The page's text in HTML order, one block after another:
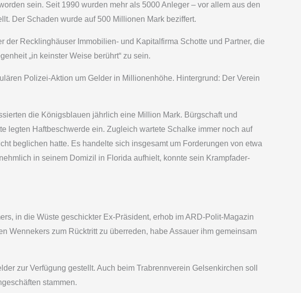
sein. Seit 1990 wurden mehr als 5000 Anleger – vor allem aus den
Der Schaden wurde auf 500 Millionen Mark beziffert.
Recklinghäuser Immobilien- und Kapitalfirma Schotte und Partner, die
„in keinster Weise berührt“ zu sein.
Polizei-Aktion um Gelder in Millionenhöhe. Hintergrund: Der Verein
die Königsblauen jährlich eine Million Mark. Bürgschaft und
legten Haftbeschwerde ein. Zugleich wartete Schalke immer noch auf
beglichen hatte. Es handelte sich insgesamt um Forderungen von etwa
in seinem Domizil in Florida aufhielt, konnte sein Krampfader-
in die Wüste geschickter Ex-Präsident, erhob im ARD-Polit-Magazin
Wennekers zum Rücktritt zu überreden, habe Assauer ihm gemeinsam
zur Verfügung gestellt. Auch beim Trabrennverein Gelsenkirchen soll
stammen.